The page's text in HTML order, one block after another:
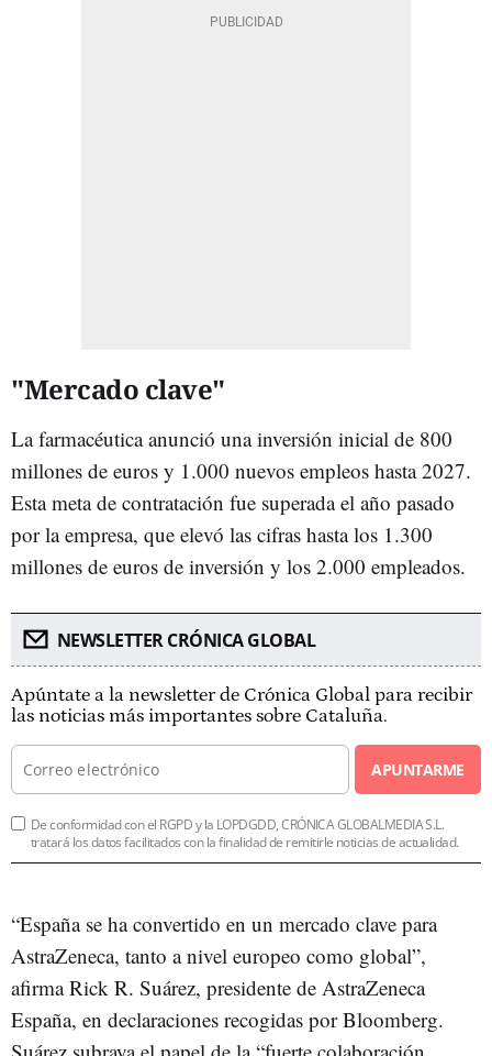
"Mercado clave"
La farmacéutica anunció una inversión inicial de 800
millones de euros y 1.000 nuevos empleos hasta 2027.
Esta meta de contratación fue superada el año pasado
por la empresa, que elevó las cifras hasta los 1.300
millones de euros de inversión y los 2.000 empleados.
NEWSLETTER CRÓNICA GLOBAL
Apúntate a la newsletter de Crónica Global para recibir
las noticias más importantes sobre Cataluña.
APUNTARME
De conformidad con el RGPD y la LOPDGDD, CRÓNICA GLOBALMEDIA S.L.
tratará los datos facilitados con la finalidad de remitirle noticias de actualidad.
“España se ha convertido en un mercado clave para
AstraZeneca, tanto a nivel europeo como global”,
afirma Rick R. Suárez, presidente de AstraZeneca
España, en declaraciones recogidas por Bloomberg.